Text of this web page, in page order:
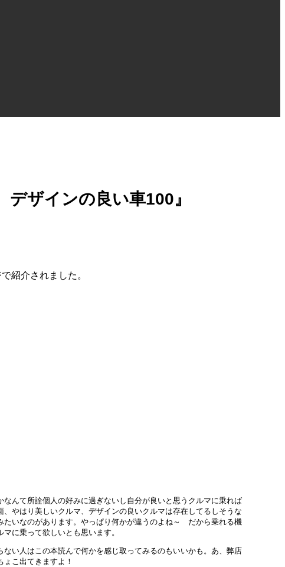
ザインの良い車100』
紹介されました。
なんて所詮個人の好みに過ぎないし自分が良いと思うクルマに乗れば
やはり美しいクルマ、デザインの良いクルマは存在してるしそうな
たいなのがあります。やっぱり何かが違うのよね～ だから乗れる機
に乗って欲しいとも思います。
ない人はこの本読んで何かを感じ取ってみるのもいいかも。あ、弊店
こ出てきますよ！